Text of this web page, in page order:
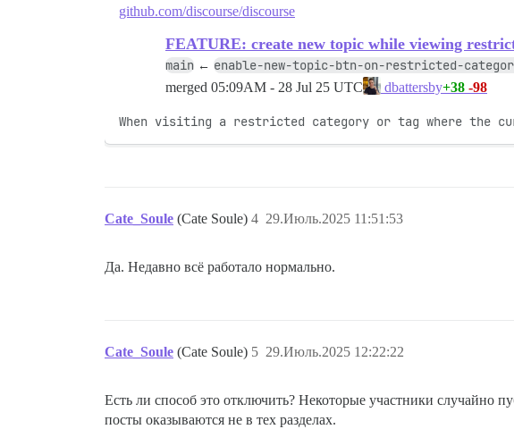
github.com/discourse/discourse
FEATURE: create new topic while viewing
main ← enable-new-topic-btn-on-restricted-
merged 05:09AM - 28 Jul 25 UTC dbattersby+38 -98
When visiting a restricted category or tag where the
Cate_Soule (Cate Soule) 29.Июль.2025 11:51:53
4
Да. Недавно всё работало нормально.
Cate_Soule (Cate Soule) 29.Июль.2025 12:22:22
5
Есть ли способ это отключить? Некоторые участники случайно
посты оказываются не в тех разделах.